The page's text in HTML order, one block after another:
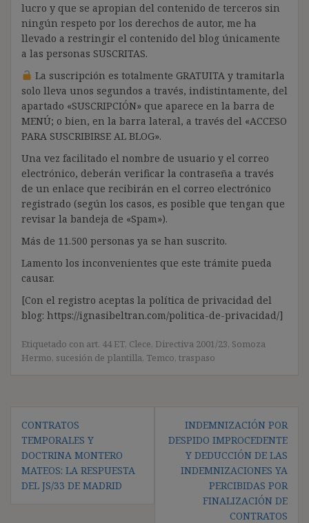
lucro y que se apropian del contenido de terceros sin
ningún respeto por los derechos de autor, me ha
llevado a restringir el contenido del blog únicamente
a las personas SUSCRITAS.
La suscripción es totalmente GRATUITA y tramitarla
solo lleva unos segundos a través, indistintamente, del
apartado «SUSCRIPCIÓN» que aparece en la barra de
MENÚ; o bien, en la barra lateral, a través del «ACCESO
PARA SUSCRIBIRSE AL BLOG».
Una vez facilitado el nombre de usuario y el correo
electrónico, deberán verificar la contraseña a través
de un enlace que recibirán en el correo electrónico
registrado (según los casos, es posible que tengan que
revisar la bandeja de «Spam»).
Más de 11.500 personas ya se han suscrito.
Lamento los inconvenientes que este trámite pueda
causar.
[Con el registro aceptas la política de privacidad del
blog: https://ignasibeltran.com/politica-de-privacidad/]
Etiquetado con art. 44 ET, Clece, Directiva 2001/23, Somoza
Hermo, sucesión de plantilla, Temco, traspaso
de
entradas
CONTRATOS
TEMPORALES Y
DOCTRINA MONTERO
MATEOS: LA RESPUESTA
DEL JS/33 DE MADRID
INDEMNIZACIÓN POR
DESPIDO IMPROCEDENTE
Y DEDUCCIÓN DE LAS
INDEMNIZACIONES YA
PERCIBIDAS POR
FINALIZACIÓN DE
CONTRATOS